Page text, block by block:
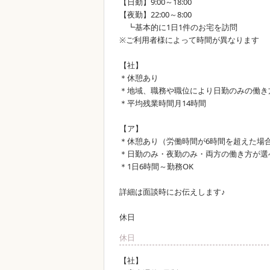
【夜勤】22:00～8:00
┗基本的に1日1件のお宅を訪問
※ご利用者様によって時間が異なります
【社】
＊休憩あり
＊地域、職務や職位により日勤のみの働き
＊平均残業時間月14時間
【ア】
＊休憩あり（労働時間が6時間を超えた場合
＊日勤のみ・夜勤のみ・両方の働き方が選
＊1日6時間～勤務OK
詳細は面談時にお伝えします♪
休日
休日
【社】